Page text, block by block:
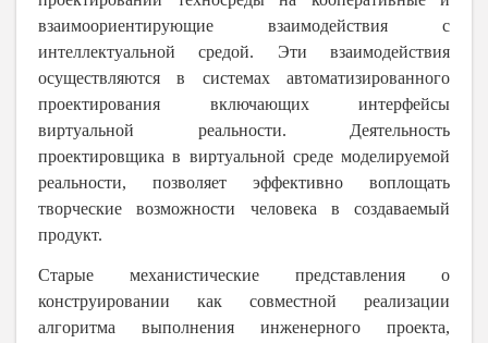
взаимоориентирующие взаимодействия с
интеллектуальной средой. Эти взаимодействия
осуществляются в системах автоматизированного
проектирования включающих интерфейсы
виртуальной реальности. Деятельность
проектировщика в виртуальной среде моделируемой
реальности, позволяет эффективно воплощать
творческие возможности человека в создаваемый
продукт.
Старые механистические представления о
конструировании как совместной реализации
алгоритма выполнения инженерного проекта,